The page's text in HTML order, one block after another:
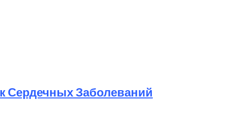
Сердечных Заболеваний